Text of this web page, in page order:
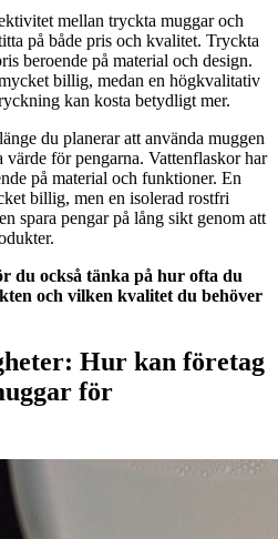
mellan tryckta muggar och
på både pris och kvalitet. Tryckta
beroende på material och design.
billig, medan en högkvalitativ
kan kosta betydligt mer.
du planerar att använda muggen
för pengarna. Vattenflaskor har
på material och funktioner. En
billig, men en isolerad rostfri
spara pengar på lång sikt genom att
du också tänka på hur ofta du
och vilken kvalitet du behöver
Hur kan företag
för